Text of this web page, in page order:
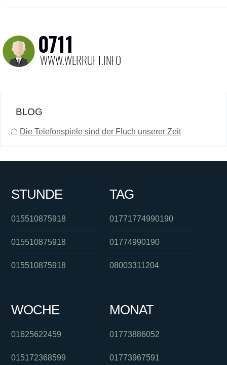
BLOG
☖ Die Telefonspiele sind der Fluch unserer Zeit
STUNDE
015510875918
015510875918
015510875918
TAG
01771774990190
01774990190
08003311204
WOCHE
01625622459
015172368599
MONAT
01773886052
01773967591